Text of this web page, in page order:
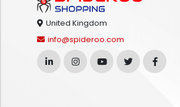
United Kingdom
info@spideroo.com